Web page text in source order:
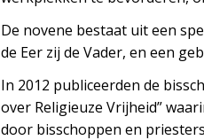
De novene bestaat uit een
de Eer zij de Vader, en een
In 2012 publiceerden de
over Religieuze Vrijheid”
door bisschoppen en